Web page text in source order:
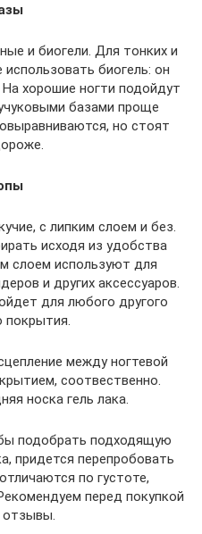
и биогели. Для тонких и
биогель: он
хорошие ногти подойдут
базами проще
но стоят
с липким слоем и без.
исходя из удобства
слоем используют для
и других аксессуаров.
для любого другого
между ногтевой
соотвественно.
носка гель лака.
подобрать подходящую
придется перепробовать
по густоте,
перед покупкой
отзывы.